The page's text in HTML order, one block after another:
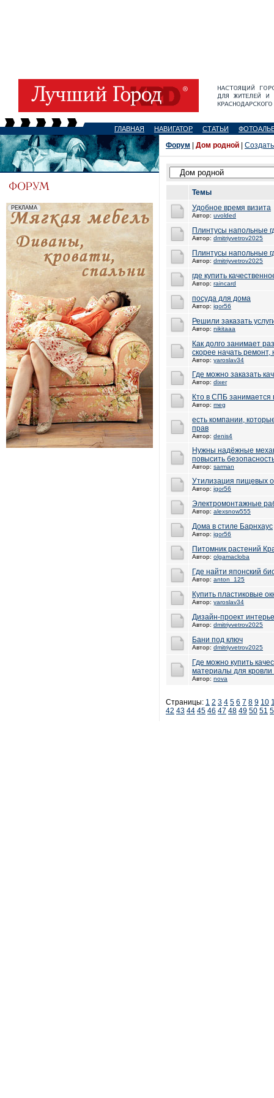
ГЛАВНАЯ НАВИГАТОР СТАТЬИ
Форум Дом родной
Темы
Удобное время визита
Автор: uvolded
Плинтусы напольные
Автор: dmitriyvetrov2025
Плинтусы напольные
Автор: dmitriyvetrov2025
где купить
Автор: raincard
посуда для дома
Автор: igor56
Решили заказать
Автор: nikitaaa
Как долго занимает
скорее начать ремонт,
Автор: yaroslav34
Где можно заказать
Автор: dixer
Кто в СПБ занимается
Автор: meg
есть компании,
прав
Автор: denis4
Нужны надёжные
повысить
Автор: sarman
Утилизация пищевых
Автор: igor56
Электромонтажные
Автор: alexsnow555
Дома в стиле Барнхаус
Автор: igor56
Питомник растений
Автор: olgamacloba
Где найти японский
Автор: anton_125
Купить пластиковые
Автор: yaroslav34
Дизайн-проект
Автор: dmitriyvetrov2025
Бани под ключ
Автор: dmitriyvetrov2025
Где можно купить
материалы для
Автор: nova
Страницы: 1 2 3 4 5 6 7 8 9 10
42 43 44 45 46 47 48 49 50 51